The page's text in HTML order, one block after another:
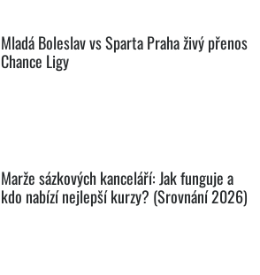
Mladá Boleslav vs Sparta Praha živý přenos
Chance Ligy
Marže sázkových kanceláří: Jak funguje a
kdo nabízí nejlepší kurzy? (Srovnání 2026)